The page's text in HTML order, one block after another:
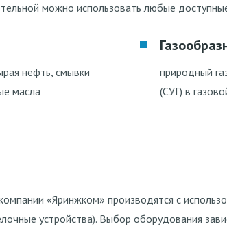
можно использовать любые
нефть, смывки
масла
природный
(СУГ) в
«Яринжком» производятся с
устройства). Выбор оборудования